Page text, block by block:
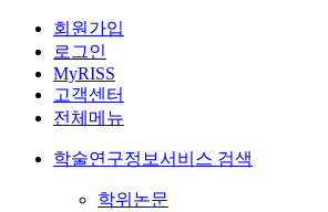
회원가입
로그인
MyRISS
고객센터
전체메뉴
학술연구정보서비스 검색
학위논문